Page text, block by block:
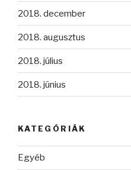
2018. december
2018. augusztus
2018. július
2018. június
KATEGÓRIÁK
Egyéb